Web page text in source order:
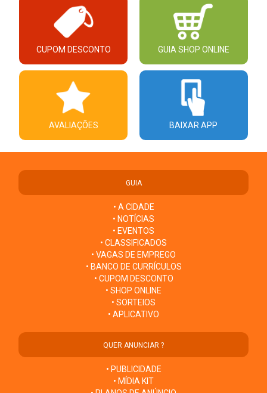
CUPOM DESCONTO GUIA SHOP ONLINE
AVALIAÇÕES BAIXAR APP
GUIA
• A CIDADE
• NOTÍCIAS
• EVENTOS
• CLASSIFICADOS
• VAGAS DE EMPREGO
• BANCO DE CURRÍCULOS
• CUPOM DESCONTO
• SHOP ONLINE
• SORTEIOS
• APLICATIVO
QUER ANUNCIAR ?
• PUBLICIDADE
• MÍDIA KIT